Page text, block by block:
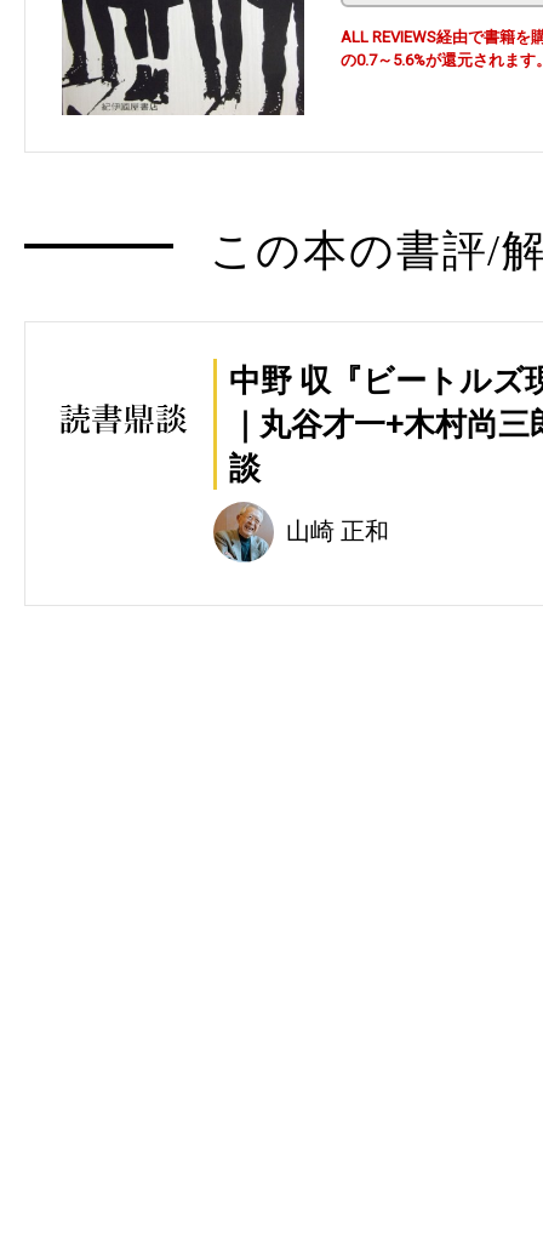
ALL REVIEWS経由で書籍
の0.7～5.6%が還元されます
この本の書評/
中野 収『ビートルズ
｜丸谷才一+木村尚
談
山崎 正和